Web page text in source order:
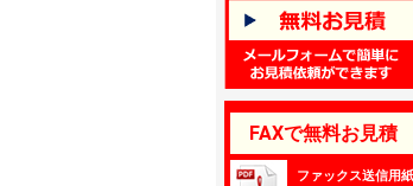
FAXで無料お見積
ファックス送信用紙